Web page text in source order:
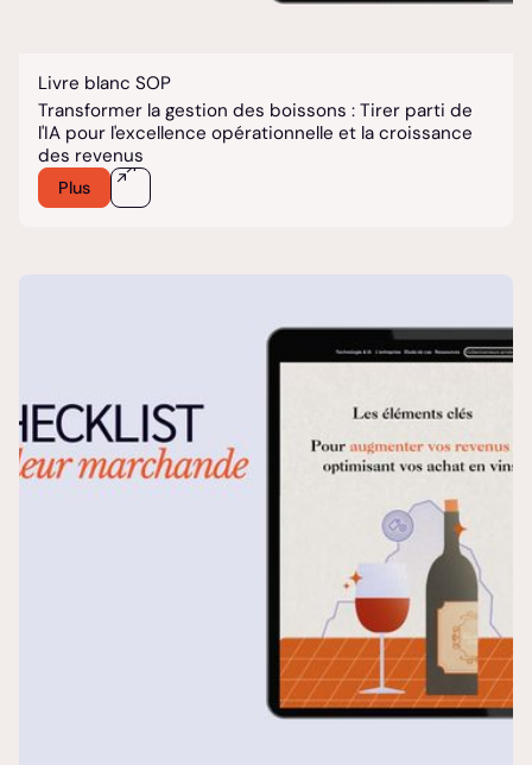
Livre blanc SOP
Transformer la gestion des boissons : Tirer parti de
l'IA pour l'excellence opérationnelle et la croissance
des revenus
Plus